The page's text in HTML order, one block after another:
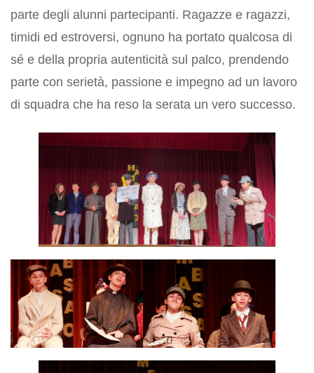
parte degli alunni partecipanti. Ragazze e ragazzi,
timidi ed estroversi, ognuno ha portato qualcosa di
sé e della propria autenticità sul palco, prendendo
parte con serietà, passione e impegno ad un lavoro
di squadra che ha reso la serata un vero successo.